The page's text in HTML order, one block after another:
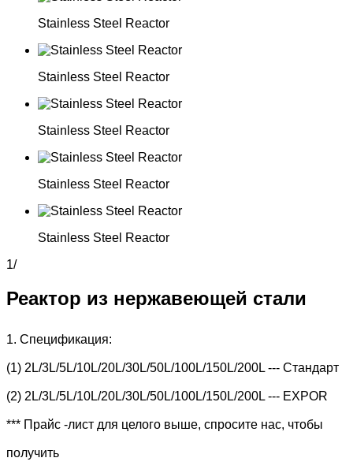
Stainless Steel Reactor
Stainless Steel Reactor
Stainless Steel Reactor
Stainless Steel Reactor
Stainless Steel Reactor
1/
Реактор из нержавеющей стали
1. Спецификация:
(1) 2L/3L/5L/10L/20L/30L/50L/100L/150L/200L --- Стандарт
(2) 2L/3L/5L/10L/20L/30L/50L/100L/150L/200L --- EXPOR
*** Прайс -лист для целого выше, спросите нас, чтобы
получить